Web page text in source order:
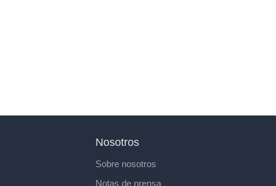
Nosotros
Sobre nosotros
Notas de prensa